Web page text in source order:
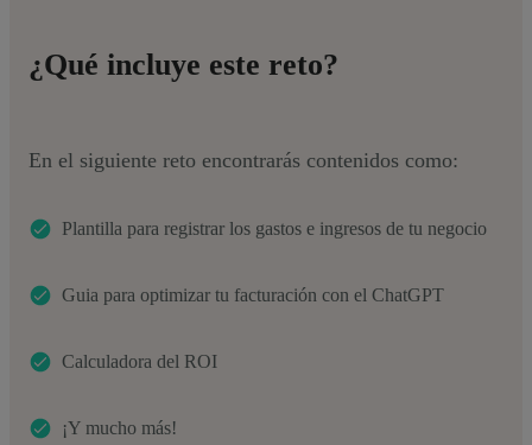
¿Qué incluye este reto?
En el siguiente reto encontrarás contenidos como:
Plantilla para registrar los gastos e ingresos de tu negocio
Guia para optimizar tu facturación con el ChatGPT
Calculadora del ROI
¡Y mucho más!